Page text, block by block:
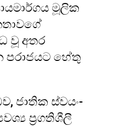
මූලික
වූ අතර
පරාජයට හේතු
ජාතික ස්වයං-
ප්‍රගතිශීලී